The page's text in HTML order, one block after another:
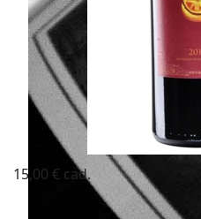
15,00 € cad.